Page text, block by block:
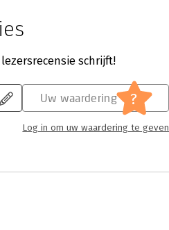
schrijft!
Uw waardering ?
Log in om uw waardering te geven